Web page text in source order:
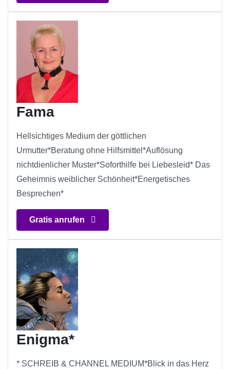
Fama
Hellsichtiges Medium der göttlichen
Urmutter*Beratung ohne Hilfsmittel*Auflösung
nichtdienlicher Muster*Soforthilfe bei Liebesleid* Das
Geheimnis weiblicher Schönheit*Energetisches
Besprechen*
Gratis anrufen
Enigma*
* SCHREIB & CHANNEL MEDIUM*Blick in das Herz